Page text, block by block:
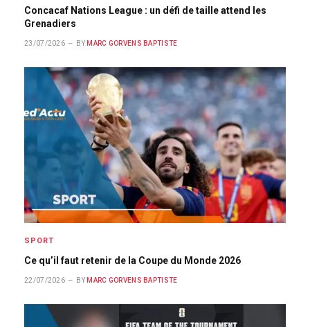
Concacaf Nations League : un défi de taille attend les
Grenadiers
23/07/2026 BY MARC GORVENS BAPTISTE
SPORT
Ce qu’il faut retenir de la Coupe du Monde 2026
22/07/2026 BY MARC GORVENS BAPTISTE